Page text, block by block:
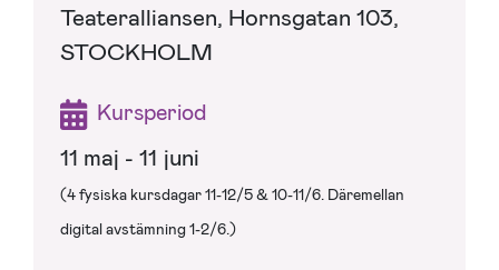
Teateralliansen, Hornsgatan 103,
STOCKHOLM
Kursperiod
11 maj - 11 juni
(4 fysiska kursdagar 11-12/5 & 10-11/6. Däremellan
digital avstämning 1-2/6.)